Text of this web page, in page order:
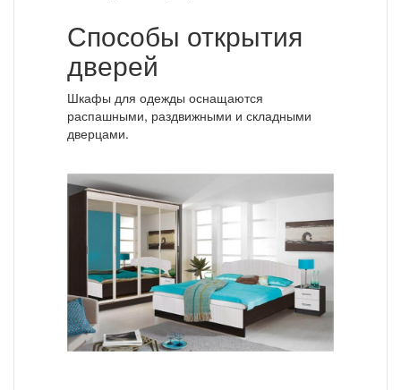
Способы открытия
дверей
Шкафы для одежды оснащаются
распашными, раздвижными и складными
дверцами.